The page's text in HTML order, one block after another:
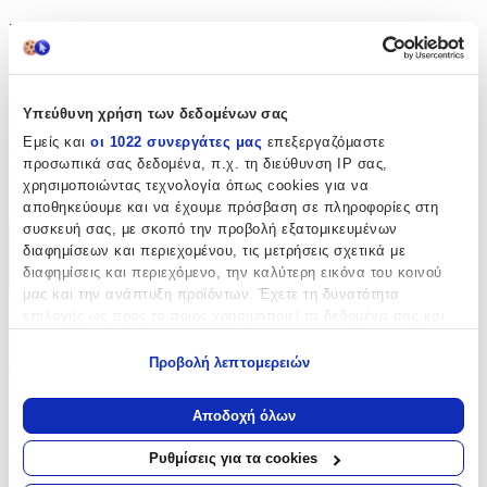
Υπεύθυνη χρήση των δεδομένων σας
Εμείς και οι 1022 συνεργάτες μας επεξεργαζόμαστε
προσωπικά σας δεδομένα, π.χ. τη διεύθυνση IP σας,
χρησιμοποιώντας τεχνολογία όπως cookies για να
αποθηκεύουμε και να έχουμε πρόσβαση σε πληροφορίες στη
συσκευή σας, με σκοπό την προβολή εξατομικευμένων
διαφημίσεων και περιεχομένου, τις μετρήσεις σχετικά με
διαφημίσεις και περιεχόμενο, την καλύτερη εικόνα του κοινού
μας και την ανάπτυξη προϊόντων. Έχετε τη δυνατότητα
Να συλλέξουμε πληροφορίες σχετικά με τη γεωγραφική
σας τοποθεσία, οι οποίες μπορεί να είναι ακριβείς σε
απόσταση μερικών μέτρων
Να αναγνωρίσουμε τη συσκευή σας σαρώνοντας ενεργά
Προβολή λεπτομερειών
Αποδοχή όλων
Ρυθμίσεις για τα cookies
Χαρακτηριστικά
Τύπος:
Μπρελόκ
Κατασκευαστής:
OEM
Χαρακτηριστικά
+
Χαρακτηριστικά
Κατασκευαστής